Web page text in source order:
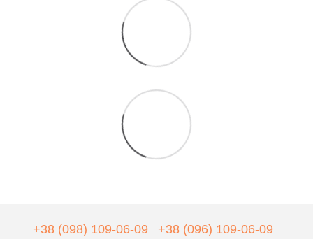
+38 (098) 109-06-09 +38 (096) 109-06-09